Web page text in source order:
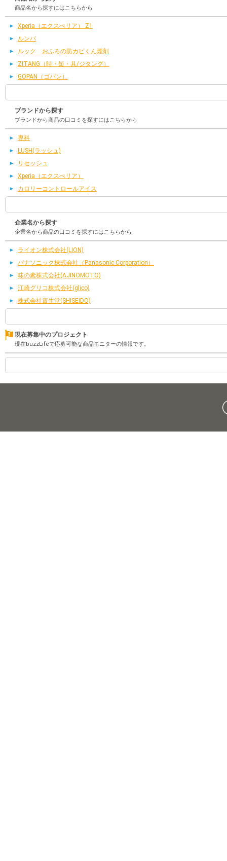
商品名から探すにはこちらから
Xperia（エクスぺリア） Z1
ルンバ
ルック おふろの防カビくん煙剤
ZITANG（時・短・具/ジタング）
GOPAN（ゴパン）
ブランドから探す
ブランドから商品の口コミを探すにはこちらから
専科
LUSH(ラッシュ)
リセッシュ
Xperia（エクスぺリア）
カロリーコントロールアイス
企業名から探す
企業名から商品の口コミを探すにはこちらから
ライオン株式会社(LION)
パナソニック株式会社（Panasonic Corporation）
味の素株式会社(AJINOMOTO)
江崎グリコ株式会社(glico)
株式会社資生堂(SHISEIDO)
現在募集中のプロジェクト
現在buzzLifeで応募可能な商品モニターの情報です。